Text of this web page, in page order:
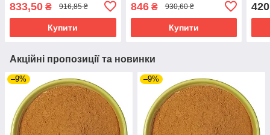
833,50 ₴ 916,85 ₴
Купити
846₴ 930,60 ₴
Купити
420
Акційні пропозиції та новинки
–9% –9%